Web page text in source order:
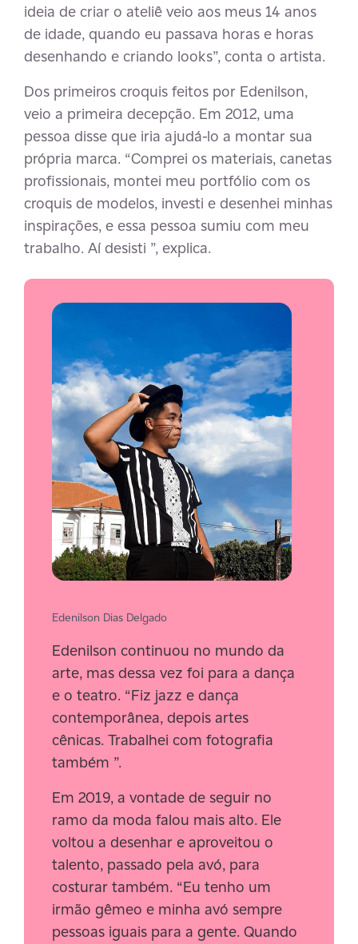
ideia de criar o ateliê veio aos meus 14 anos
de idade, quando eu passava horas e horas
desenhando e criando looks”, conta o artista.
Dos primeiros croquis feitos por Edenilson,
veio a primeira decepção. Em 2012, uma
pessoa disse que iria ajudá-lo a montar sua
própria marca. “Comprei os materiais, canetas
profissionais, montei meu portfólio com os
croquis de modelos, investi e desenhei minhas
inspirações, e essa pessoa sumiu com meu
trabalho. Aí desisti ”, explica.
Edenilson Dias Delgado
Edenilson continuou no mundo da
arte, mas dessa vez foi para a dança
e o teatro. “Fiz jazz e dança
contemporânea, depois artes
cênicas. Trabalhei com fotografia
também ”.
Em 2019, a vontade de seguir no
ramo da moda falou mais alto. Ele
voltou a desenhar e aproveitou o
talento, passado pela avó, para
costurar também. “Eu tenho um
irmão gêmeo e minha avó sempre
pessoas iguais para a gente. Quando